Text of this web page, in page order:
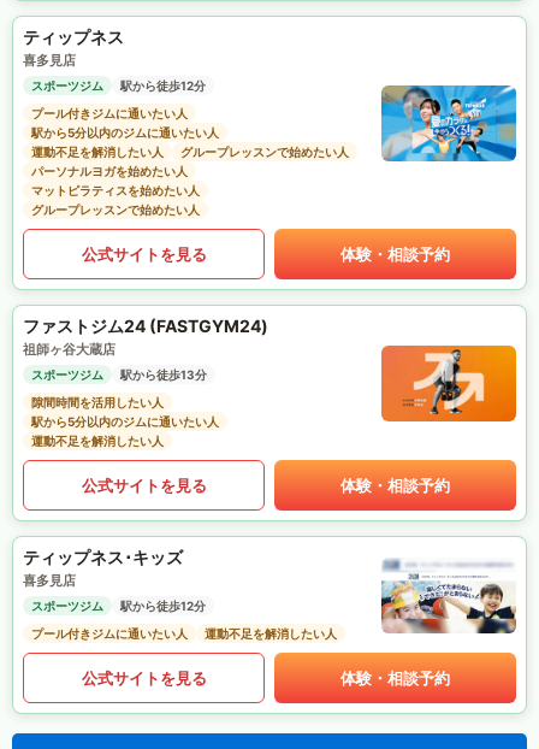
ティップネス
喜多見店
スポーツジム
駅から徒歩12分
プール付きジムに通いたい人
駅から5分以内のジムに通いたい人
運動不足を解消したい人
グループレッスンで始めたい人
パーソナルヨガを始めたい人
マットピラティスを始めたい人
グループレッスンで始めたい人
公式サイトを見る 体験・相談予約
ファストジム24 (FASTGYM24)
祖師ヶ谷大蔵店
スポーツジム
駅から徒歩13分
隙間時間を活用したい人
駅から5分以内のジムに通いたい人
運動不足を解消したい人
公式サイトを見る 体験・相談予約
ティップネス･キッズ
喜多見店
スポーツジム
駅から徒歩12分
プール付きジムに通いたい人
運動不足を解消したい人
公式サイトを見る 体験・相談予約